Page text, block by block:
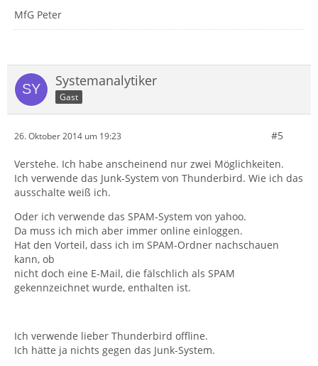
MfG Peter
Systemanalytiker
Gast
26. Oktober 2014 um 19:23 #5
Verstehe. Ich habe anscheinend nur zwei Möglichkeiten.
Ich verwende das Junk-System von Thunderbird. Wie ich das
ausschalte weiß ich.
Oder ich verwende das SPAM-System von yahoo.
Da muss ich mich aber immer online einloggen.
Hat den Vorteil, dass ich im SPAM-Ordner nachschauen
kann, ob
nicht doch eine E-Mail, die fälschlich als SPAM
gekennzeichnet wurde, enthalten ist.
Ich verwende lieber Thunderbird offline.
Ich hätte ja nichts gegen das Junk-System.